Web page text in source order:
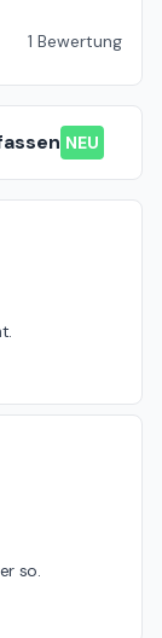
1 Bewertung
NEU
so.